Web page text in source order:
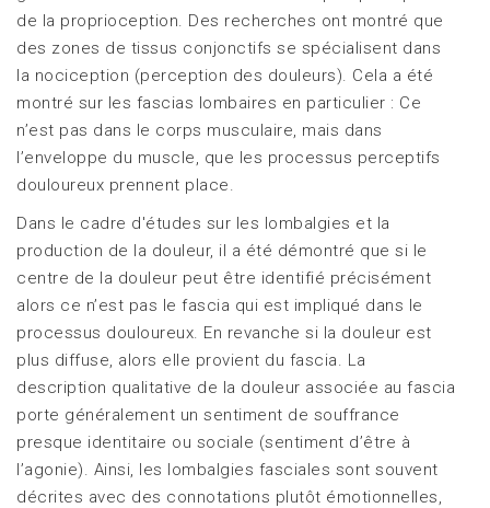
de la proprioception. Des recherches ont montré que
des zones de tissus conjonctifs se spécialisent dans
la nociception (perception des douleurs). Cela a été
montré sur les fascias lombaires en particulier : Ce
n’est pas dans le corps musculaire, mais dans
l’enveloppe du muscle, que les processus perceptifs
douloureux prennent place.
Dans le cadre d'études sur les lombalgies et la
production de la douleur, il a été démontré que si le
centre de la douleur peut être identifié précisément
alors ce n’est pas le fascia qui est impliqué dans le
processus douloureux. En revanche si la douleur est
plus diffuse, alors elle provient du fascia. La
description qualitative de la douleur associée au fascia
porte généralement un sentiment de souffrance
presque identitaire ou sociale (sentiment d’être à
l’agonie). Ainsi, les lombalgies fasciales sont souvent
décrites avec des connotations plutôt émotionnelles,